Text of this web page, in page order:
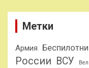
Метки
Армия
России ВСУ